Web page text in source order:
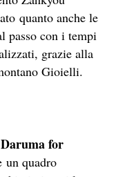
quanto anche le
passo con i tempi
grazie alla
Gioielli.
Daruma for
un quadro